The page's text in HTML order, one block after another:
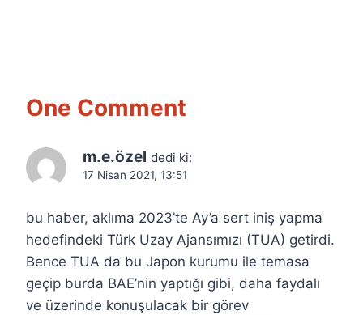
One Comment
m.e.özel dedi ki:
17 Nisan 2021, 13:51
bu haber, aklıma 2023’te Ay’a sert iniş yapma
hedefindeki Türk Uzay Ajansımızı (TUA) getirdi.
Bence TUA da bu Japon kurumu ile temasa
geçip burda BAE’nin yaptığı gibi, daha faydalı
ve üzerinde konuşulacak bir görev